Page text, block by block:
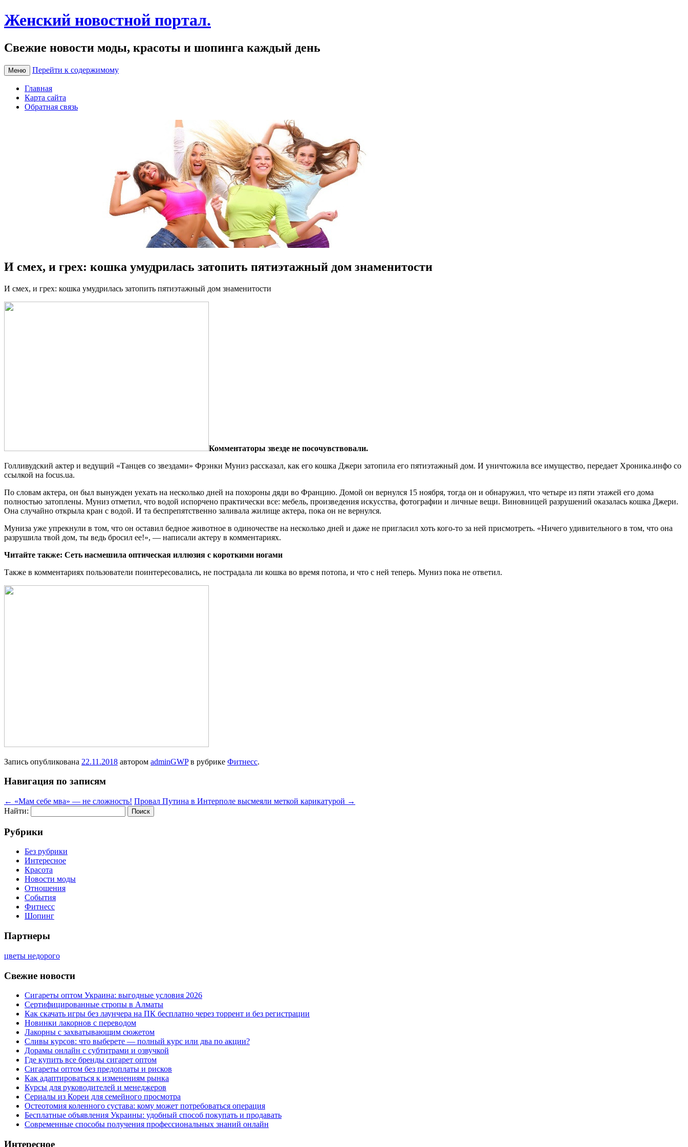
Женский новостной портал.
Свежие новости моды, красоты и шопинга каждый день
Меню Перейти к содержимому
Главная
Карта сайта
Обратная связь
И смех, и грех: кошка умудрилась затопить пятиэтажный дом знаменитости
И смex, и грex: кошка умудрилась затопить пятиэтажный дом знаменитости
Комментаторы звезде не посочувствовали.
Голливудский актер и ведущий «Танцев со звездами» Фрэнки Муниз рассказал, как его кошка Джери затопила его пятиэтажный дом. И уничтожила все имущество, передает Хроника.инфо со
ссылкой на focus.ua.
По словам актера, он был вынужден уехать на несколько дней на похороны дяди во Францию. Домой он вернулся 15 ноября, тогда он и обнаружил, что четыре из пяти этажей его дома
полностью затоплены. Муниз отметил, что водой испорчено практически все: мебель, произведения искусства, фотографии и личные вещи. Виновницей разрушений оказалась кошка Джери.
Она случайно открыла кран с водой. И та беспрепятственно заливала жилище актера, пока он не вернулся.
Муниза уже упрекнули в том, что он оставил бедное животное в одиночестве на несколько дней и даже не пригласил хоть кого-то за ней присмотреть. «Ничего удивительного в том, что она
разрушила твой дом, ты ведь бросил ее!», — написали актеру в комментариях.
Читайте также: Сеть насмешила оптическая иллюзия с короткими ногами
Также в комментариях пользователи поинтересовались, не пострадала ли кошка во время потопа, и что с ней теперь. Муниз пока не ответил.
Запись опубликована 22.11.2018 автором adminGWPв рубрике Фитнесс.
Навигация по записям
← «Мам себе мва» — не сложность! Провал Путина в Интерполе высмеяли меткой карикатурой →
Найти:
Рубрики
Без рубрики
Интересное
Красота
Новости моды
Отношения
События
Фитнесс
Шопинг
Партнеры
цветы недорого
Свежие новости
Сигареты оптом Украина: выгодные условия 2026
Сертифицированные стропы в Алматы
Как скачать игры без лаунчера на ПК бесплатно через торрент и без регистрации
Новинки лакорнов с переводом
Лакорны с захватывающим сюжетом
Сливы курсов: что выберете — полный курс или два по акции?
Дорамы онлайн с субтитрами и озвучкой
Где купить все бренды сигарет оптом
Сигареты оптом без предоплаты и рисков
Как адаптироваться к изменениям рынка
Курсы для руководителей и менеджеров
Сериалы из Кореи для семейного просмотра
Остеотомия коленного сустава: кому может потребоваться операция
Бесплатные объявления Украины: удобный способ покупать и продавать
Современные способы получения профессиональных знаний онлайн
Интересное